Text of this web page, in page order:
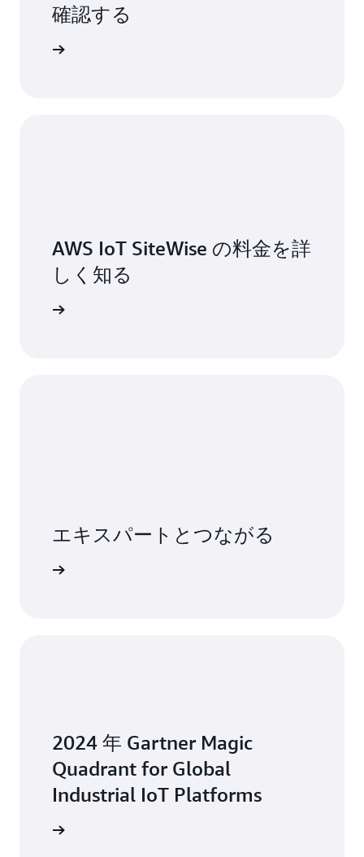
確認する
AWS IoT SiteWise の料金を詳
しく知る
エキスパートとつながる
2024 年 Gartner Magic
Quadrant for Global
Industrial IoT Platforms